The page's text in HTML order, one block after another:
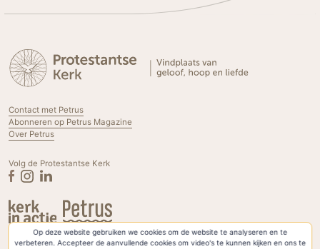
Op deze website gebruiken we cookies om de website te analyseren en te
verbeteren. Accepteer de aanvullende cookies om video's te kunnen kijken en ons te
Contact met Petrus
Abonneren op Petrus Magazine
Over Petrus
Volg de Protestantse Kerk
Privacyverklaring & Cookies